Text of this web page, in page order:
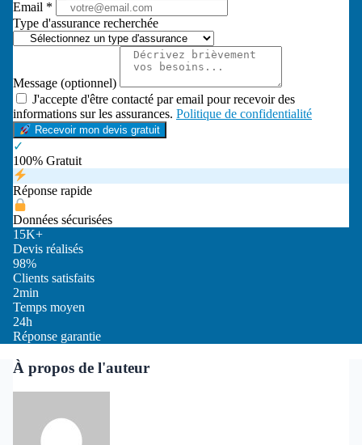
Email *
Type d'assurance recherchée
Message (optionnel)
J'accepte d'être contacté par email pour recevoir des
informations sur les assurances. Politique de confidentialité
Recevoir mon devis gratuit
✓
100% Gratuit
Réponse rapide
Données sécurisées
15K+
Devis réalisés
98%
Clients satisfaits
2min
Temps moyen
24h
Réponse garantie
À propos de l'auteur